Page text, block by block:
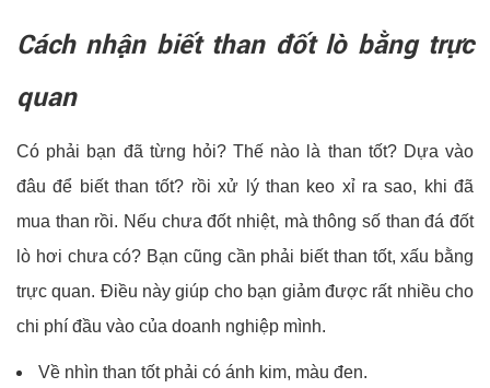
Cách nhận biết than đốt lò bằng trực
quan
Có phải bạn đã từng hỏi? Thế nào là than tốt? Dựa vào
đâu để biết than tốt? rồi xử lý than keo xỉ ra sao, khi đã
mua than rồi. Nếu chưa đốt nhiệt, mà thông số than đá đốt
lò hơi chưa có? Bạn cũng cần phải biết than tốt, xấu bằng
trực quan. Điều này giúp cho bạn giảm được rất nhiều cho
chi phí đầu vào của doanh nghiệp mình.
Về nhìn than tốt phải có ánh kim, màu đen.